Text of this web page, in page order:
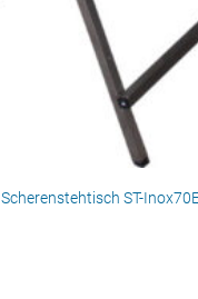
Scherenstehtisch ST-